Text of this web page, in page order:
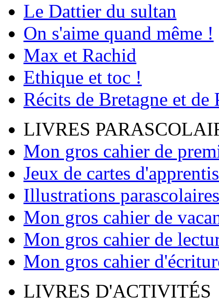
Le Dattier du sultan
On s'aime quand même !
Max et Rachid
Ethique et toc !
Récits de Bretagne et de
LIVRES
Mon gros cahier de
Jeux de cartes
Illustrations parascolaires
Mon gros cahier de
Mon gros cahier de
Mon gros cahier
LIVRES D'ACTIVITÉS